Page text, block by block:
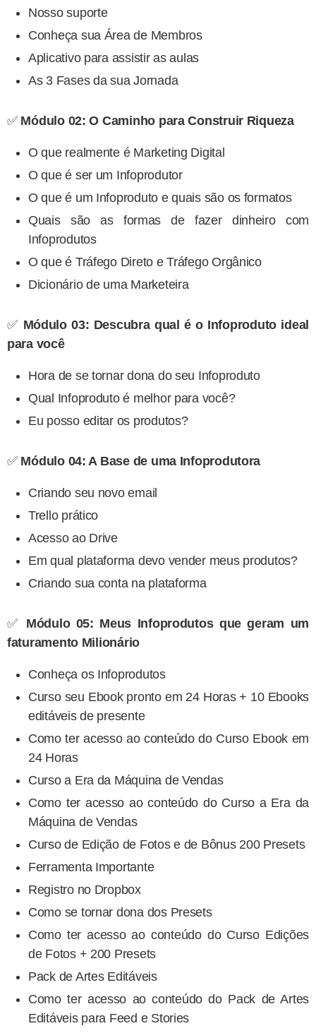
Nosso suporte
Conheça sua Área de Membros
Aplicativo para assistir as aulas
As 3 Fases da sua Jornada
✅ Módulo 02: O Caminho para Construir Riqueza
O que realmente é Marketing Digital
O que é ser um Infoprodutor
O que é um Infoproduto e quais são os formatos
Quais são as formas de fazer dinheiro com
Infoprodutos
O que é Tráfego Direto e Tráfego Orgânico
Dicionário de uma Marketeira
✅ Módulo 03: Descubra qual é o Infoproduto ideal
para você
Hora de se tornar dona do seu Infoproduto
Qual Infoproduto é melhor para você?
Eu posso editar os produtos?
✅ Módulo 04: A Base de uma Infoprodutora
Criando seu novo email
Trello prático
Acesso ao Drive
Em qual plataforma devo vender meus produtos?
Criando sua conta na plataforma
✅ Módulo 05: Meus Infoprodutos que geram um
faturamento Milionário
Conheça os Infoprodutos
Curso seu Ebook pronto em 24 Horas + 10 Ebooks
editáveis de presente
Como ter acesso ao conteúdo do Curso Ebook em
24 Horas
Curso a Era da Máquina de Vendas
Como ter acesso ao conteúdo do Curso a Era da
Máquina de Vendas
Curso de Edição de Fotos e de Bônus 200 Presets
Ferramenta Importante
Registro no Dropbox
Como se tornar dona dos Presets
Como ter acesso ao conteúdo do Curso Edições
de Fotos + 200 Presets
Pack de Artes Editáveis
Como ter acesso ao conteúdo do Pack de Artes
Editáveis para Feed e Stories